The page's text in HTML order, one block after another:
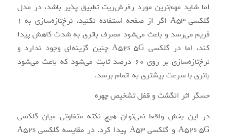
اما شاید مهم‌ترین مورد رفرش‌ریت تطبیق پذیر باشد، در مدل
گلکسی A53 اگر از صفحه استفاده نکنید، نرخ‌تازه‌سازی به 1
فریم می‌رسد و باعث می‌شود مصرف باتری به شدت کاهش پیدا
کند، اما در گلکسی A52s 5G چنین گزینه‌ای وجود ندارد و
نرخ‌تازه‌سازی بر روی 60 درصد ثابت می‌شود که باعث می‌شود
باتری با سرعت بیشتری به اتمام برسد.
حسگر اثر انگشت و قفل تشخیص چهره
در این بخش واقعا نمی‌توان هیچ نکته متفاوتی میان گلکسی
A52s 5G و گلکسی A53 پیدا کرد. در مقایسه گلکسی A52s